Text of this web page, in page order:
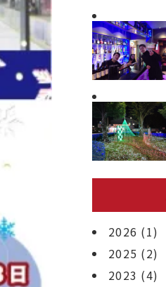
2026 (1)
2025 (2)
2023 (4)